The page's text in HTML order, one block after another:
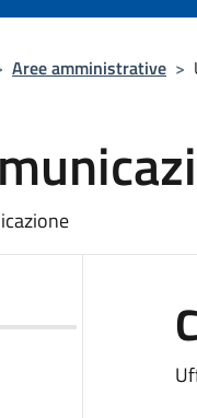
Aree amministrative >